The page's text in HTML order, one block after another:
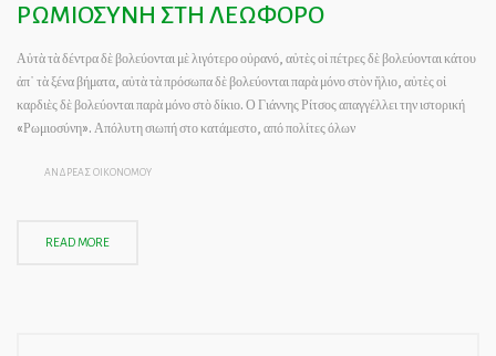
ΡΩΜΙΟΣΥΝΗ ΣΤΗ ΛΕΩΦΟΡΟ
Αὐτὰ τὰ δέντρα δὲ βολεύονται μὲ λιγότερο οὐρανό, αὐτὲς οἱ πέτρες δὲ βολεύονται κάτου
ἀπ᾿ τὰ ξένα βήματα, αὐτὰ τὰ πρόσωπα δὲ βολεύονται παρὰ μόνο στὸν ἥλιο, αὐτὲς οἱ
καρδιὲς δὲ βολεύονται παρὰ μόνο στὸ δίκιο. Ο Γιάννης Ρίτσος απαγγέλλει την ιστορική
«Ρωμιοσύνη». Απόλυτη σιωπή στο κατάμεστο, από πολίτες όλων
ΑΝΔΡΕΑΣ ΟΙΚΟΝΟΜΟΥ
READ MORE